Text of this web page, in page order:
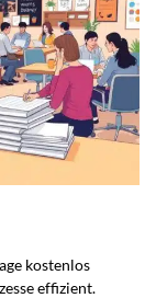
kostenlos
effizient.